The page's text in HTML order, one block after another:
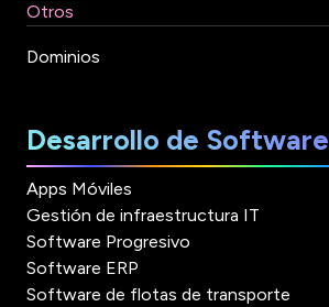
Otros
Dominios
Desarrollo de Software
Apps Móviles
Gestión de infraestructura IT
Software Progresivo
Software ERP
Software de flotas de transporte